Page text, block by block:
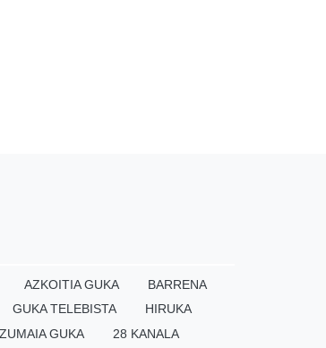
AZKOITIA GUKA
BARRENA
GUKA TELEBISTA
HIRUKA
ZUMAIA GUKA 28 KANALA